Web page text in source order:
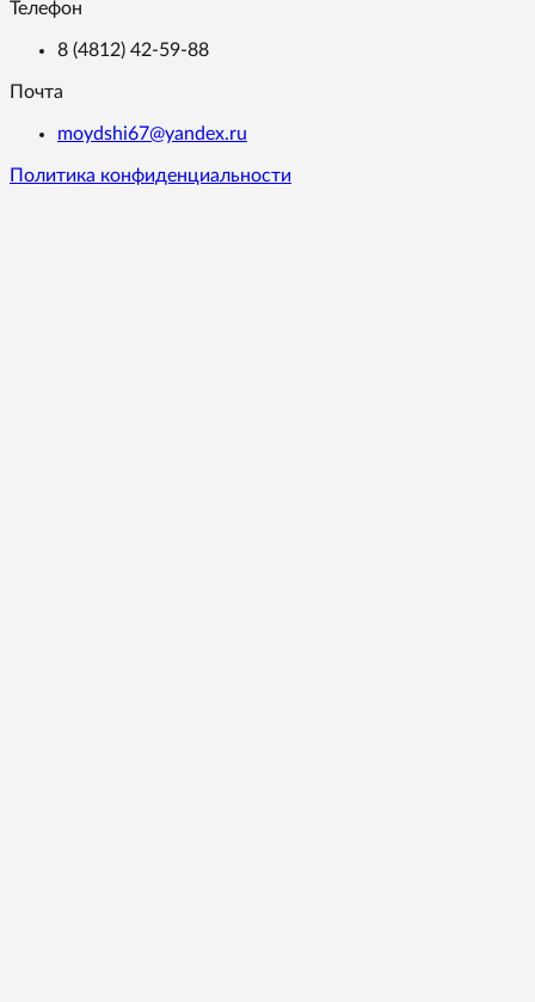
Телефон
8 (4812) 42-59-88
Почта
moydshi67@yandex.ru
Политика конфиденциальности